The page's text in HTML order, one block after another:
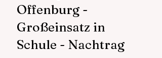
Offenburg -
Großeinsatz in
Schule - Nachtrag